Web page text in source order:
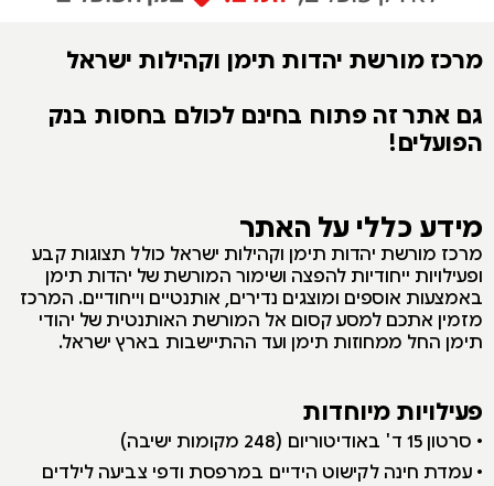
מרכז מורשת יהדות תימן וקהילות ישראל
גם אתר זה פתוח בחינם לכולם בחסות בנק
הפועלים!
מידע כללי על האתר
מרכז מורשת יהדות תימן וקהילות ישראל כולל תצוגות קבע
ופעילויות ייחודיות להפצה ושימור המורשת של יהדות תימן
באמצעות אוספים ומוצגים נדירים, אותנטיים וייחודיים. המרכז
מזמין אתכם למסע קסום אל המורשת האותנטית של יהודי
תימן החל ממחוזות תימן ועד ההתיישבות בארץ ישראל.
פעילויות מיוחדות
• סרטון 15 ד' בא
ודיטוריום (248 מקומות ישיבה)
• עמדת חינה לקישוט הידיים במרפסת ודפי צביעה לילדים